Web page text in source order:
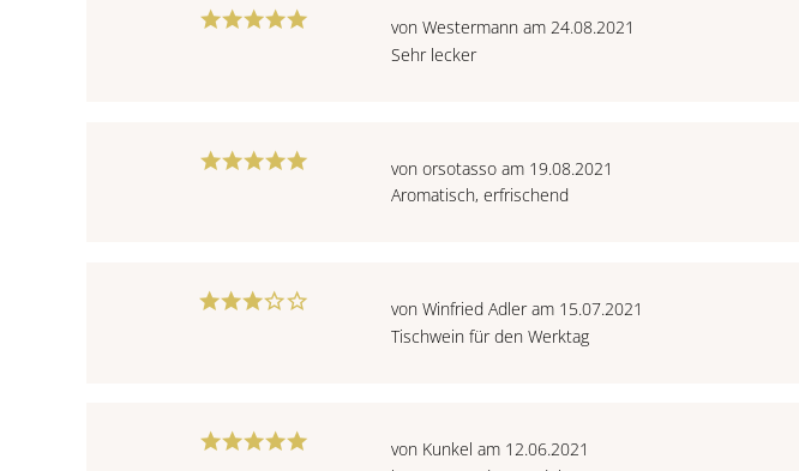
von Westermann am 24.08.2021
Sehr lecker
von orsotasso am 19.08.2021
Aromatisch, erfrischend
von Winfried Adler am 15.07.2021
Tischwein für den Werktag
von Kunkel am 12.06.2021